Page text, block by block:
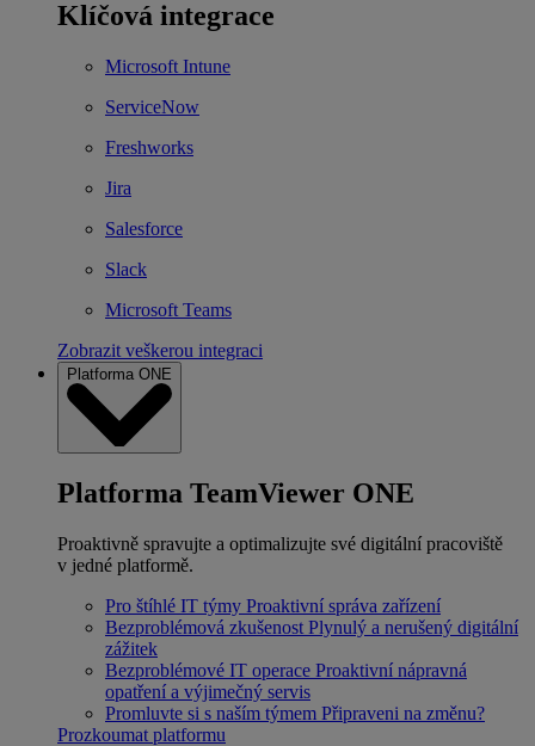
Klíčová integrace
Microsoft Intune
ServiceNow
Freshworks
Jira
Salesforce
Slack
Microsoft Teams
Zobrazit veškerou integraci
Platforma ONE
Platforma TeamViewer ONE
Proaktivně spravujte a optimalizujte své digitální pracoviště
v jedné platformě.
Pro štíhlé IT týmy Proaktivní správa zařízení
Bezproblémová zkušenost Plynulý a nerušený digitální
zážitek
Bezproblémové IT operace Proaktivní nápravná
opatření a výjimečný servis
Promluvte si s naším týmem Připraveni na změnu?
Prozkoumat platformu